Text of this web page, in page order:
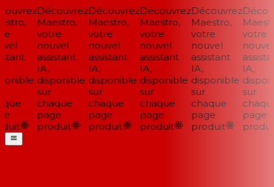
Découvrez
Maestro,
votre
nouvel
assistant
IA,
disponible
sur
chaque
page
produit
Découvrez
Maestro,
votre
nouvel
assistant
IA,
disponible
sur
chaque
page
produit
Découvrez
Maestro,
votre
nouvel
assistant
IA,
disponible
sur
chaque
page
produit
Découvrez
Maestro,
votre
nouvel
assistant
IA,
disponible
sur
chaque
page
produit
votre
nouvel
IA,
sur
chaque
page
produit